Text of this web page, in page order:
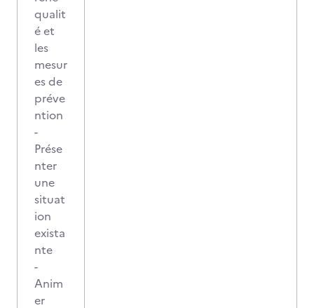
qualit
é et
les
mesur
es de
préve
ntion
-
Prése
nter
une
situat
ion
exista
nte
-
Anim
er